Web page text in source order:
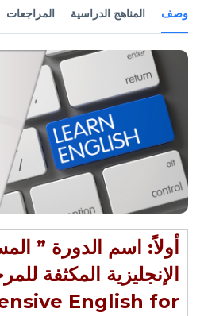
وصف المناهج الدراسية المراجعات
أولاً: اسم الدورة ”
الإنجليزية المكثفة
English for